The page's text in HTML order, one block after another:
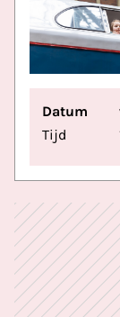
Datum
Tijd